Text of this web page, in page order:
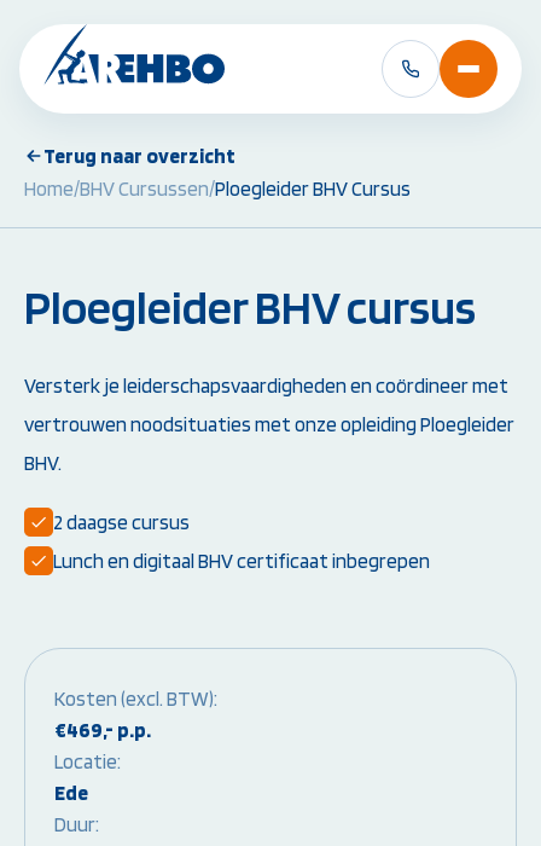
BHV Cursussen &
BHV Herhaling
BHV Brand en Ontruiming
Ploegleider BHV
Alle BHV Cursussen
bekijken
EHBO Cursussen
EHBO bij baby's
Alle EHBO
Opleiding BLS-instructeur
Opleiding PBLS-instructeur
(NRR)
Herhalingscursus PBLS- en
BLS-instructeur
instructeursopleidingen
Terug naar overzicht
Home/BHV Cursussen/Ploegleider BHV Cursus
Ploegleider BHV cursus
Versterk je leiderschapsvaardigheden en coördineer met
vertrouwen noodsituaties met onze opleiding Ploegleider
BHV.
2 daagse cursus
Lunch en digitaal BHV certificaat inbegrepen
Kosten (excl. BTW):
€469,- p.p.
Locatie:
Ede
Duur: